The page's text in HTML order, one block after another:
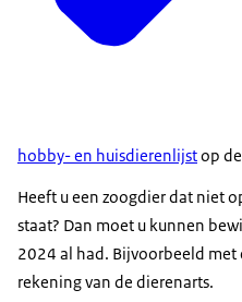
hobby- en huisdierenlijstop
Heeft u een zoogdier dat niet
staat? Dan moet u kunnen
2024 al had. Bijvoorbeeld
rekening van de dierenarts.